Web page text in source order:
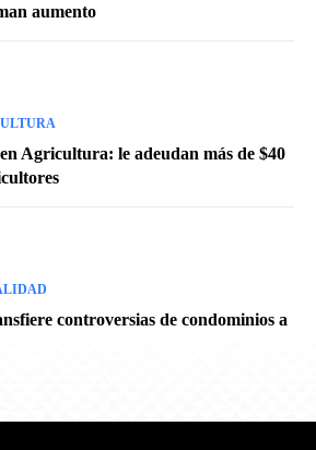
aumento
Agricultura: le adeudan más de $40
controversias de condominios a